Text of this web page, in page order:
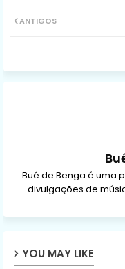
ANTIGOS
Bué de Benga é uma
divulgações de
YOU MAY LIKE